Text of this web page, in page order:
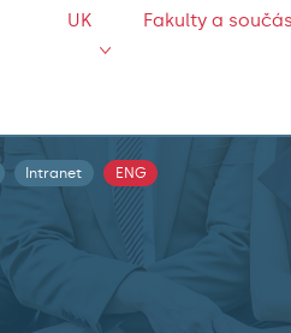
UK Fakulty a
Intranet ENG